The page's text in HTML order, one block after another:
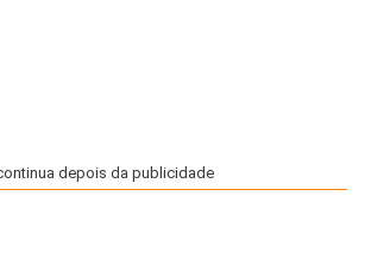
depois da publicidade